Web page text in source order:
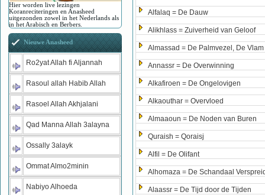
Alfalaq = De Dauw
Alikhlass = Zuiverheid van Geloof
Almassad = De Palmvezel, De Vlam
Annassr = De Overwinning
Alkafiroen = De Ongelovigen
Alkaouthar = Overvloed
Almaaoun = De Noden van Buren
Quraish = Qoraisj
Alfil = De Olifant
Alhomaza = De Schandaal
Alaassr = De Tijd door de Tijden
Hier worden live lezingen
Koranreciteringen en Anasheed
uitgezonden zowel in het Nederlands als
in het Arabisch en Berbers.
Nieuwe Anasheed
Ro2yat Allah fi Aljannah
Rasoul allah Habib Allah
Rasoel Allah Akhjalani
Qad Manna Allah 3alayna
Ossally 3alayk
Ommat Almo2minin
Nabiyo Alhoeda